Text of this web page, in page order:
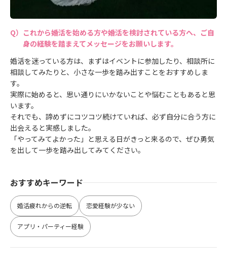
これから婚活を始める方や婚活を検討されている方へ、ご自
身の経験を踏まえてメッセージをお願いします。
婚活を迷っている方は、まずはイベントに参加したり、相談所に
相談してみたりと、小さな一歩を踏み出すことをおすすめしま
す。
実際に始めると、思い通りにいかないことや悩むこともあると思
います。
それでも、諦めずにコツコツ続けていれば、必ず自分に合う方に
出会えると実感しました。
「やってみてよかった」と思える日がきっと来るので、ぜひ勇気
を出して一歩を踏み出してみてください。
おすすめキーワード
婚活疲れからの逆転 恋愛経験が少ない
アプリ・パーティー経験